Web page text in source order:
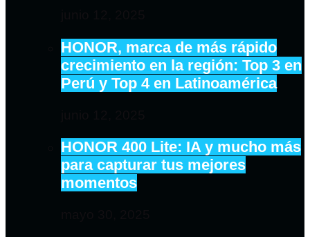
HONOR, marca de más rápido
crecimiento en la región: Top 3 en
Perú y Top 4 en Latinoamérica
HONOR 400 Lite: IA y mucho más
para capturar tus mejores
momentos